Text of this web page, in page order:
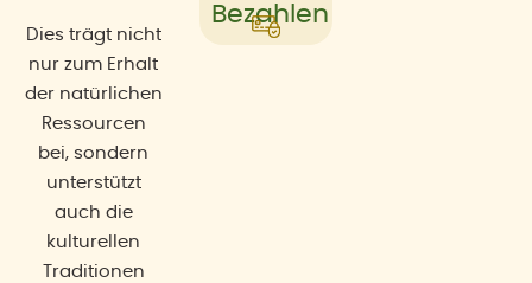
Dies trägt nicht
nur zum Erhalt
der natürlichen
Ressourcen
bei, sondern
unterstützt
auch die
kulturellen
Traditionen
Bezahlen